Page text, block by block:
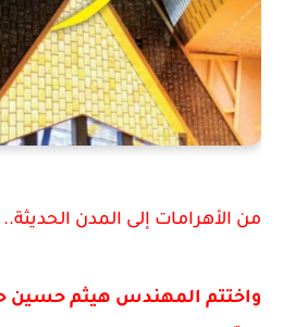
من الأهرامات إلى المدن الحديثة..
واختتم المهندس هيثم حسين